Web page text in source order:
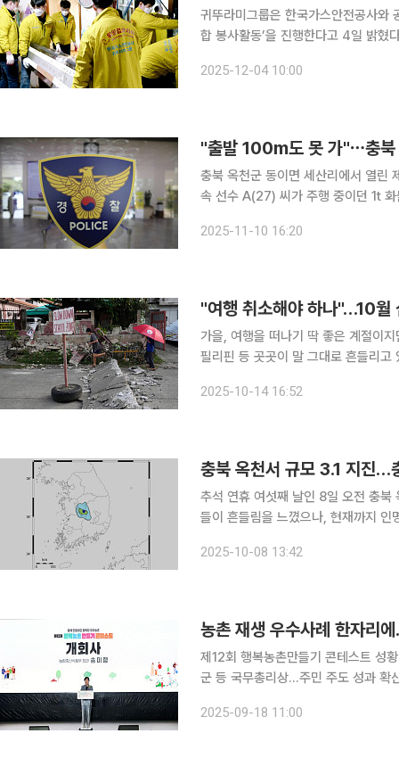
귀뚜라미그룹은 한국가스안전공사
합 봉사활동’을 진행한다고 4일 밝혔다. 19년째 이어지고 있는 워밍업 코리아 연합 봉사활
밀착형 사회공헌 프로그램이다. 지
2025-12-04 10:00
"출발 100m도 못 가"⋯충북
충북 옥천군 동이면 세산리에서 열린
속 선수 A(27) 씨가 주행 중이던 1t
간에서 일어났고 화물차가 1차로에서
2025-11-10 16:20
"여행 취소해야 하나"…10월
가을, 여행을 떠나기 딱 좋은 계절이
필리핀 등 곳곳이 말 그대로 흔들리
리(Ring of Fire)'라고 불리는 지역에
2025-10-14 16:52
충북 옥천서 규모 3.1 지진…
추석 연휴 여섯째 날인 8일 오전 충북
들이 흔들림을 느꼈으나, 현재까지 인명 피해
2025-10-08 13:42
농촌 재생 우수사례 한자리
제12회 행복농촌만들기 콘테스트 성
군 등 국무총리상…주민 주도 성과 확산 주민이 직접 가꾼 농촌 재생 우수사례를 공유하는 ‘행
2025-09-18 11:00